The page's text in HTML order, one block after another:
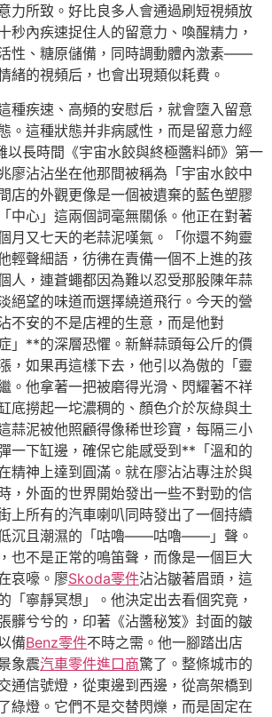
力所致。好比良多人會通過刷短視頻放
秒內疾速捉住人的留意力、喚醒精力，
性、糖原儲備，同時調動體內激素——
緒的視頻后，也會出現類似耗費。
種疾速、高頻的安慰后，就會墮入留意
。這種狀態并非病感性，而是留意力經
以長時間《宇宙水餃與終極醬料師》第一
廖沾沾坐在他那間被稱為「宇宙水餃中
店的外觀更像是一個被遺棄的藍色塑膠
中心」這兩個詞毫無關係。他正在對著
月又七天的老蒜泥嘆氣。「你還不夠靈
輕聲細語，彷彿在責備一個不上進的孩
人，連蒼蠅都因為難以忍受那股陳年蒜
絕望的味道而選擇繞道飛行。今天的營
不安的不是店裡的生意，而是他對
」**的深層恐懼。新鮮蒜頭每公斤的價
，如果再這樣下去，他引以為傲的「靈
。他拿著一把被磨得光滑、閃耀著不祥
底撈起一坨濃稠的、顏色介於灰綠與土
蒜泥被他照顧得像稀世珍寶，每隔三小
一下缸邊，確保它能感受到**「溫和的
精神上達到圓滿。就在廖沾沾專注於與
，外面的世界開始發出一些不對勁的信
上所有的汽車喇叭同時發出了一個持續
沉且潮濕的「咕嚕——咕嚕——」聲。
也不是正常的鳴笛聲，而像是一個巨大
哀嚎。廖Skoda零件沾沾皺著眉頭，這
「寧靜冥想」。他決定出去看個究竟，
髒兮兮的，印著《沾醬秘笈》封面的皺
備Benz零件不時之需。他一腳踏出店
象震汽車零件進口商驚了。整條城市的
通信號燈，從東邊到西邊，從高架橋到
綠燈。它們不是交替閃爍，而是固定在